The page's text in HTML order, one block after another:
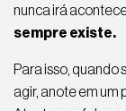
nunca irá
sempre existe.
Para isso, quando
agir, anote em um